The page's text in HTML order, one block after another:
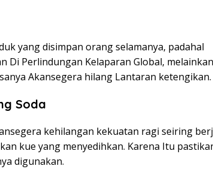
yang disimpan orang selamanya, padahal
Di Perlindungan Kelaparan Global,
Akansegera hilang Lantaran ketengikan.
Soda
kehilangan kekuatan ragi seiring
kue yang menyedihkan. Karena Itu
digunakan.